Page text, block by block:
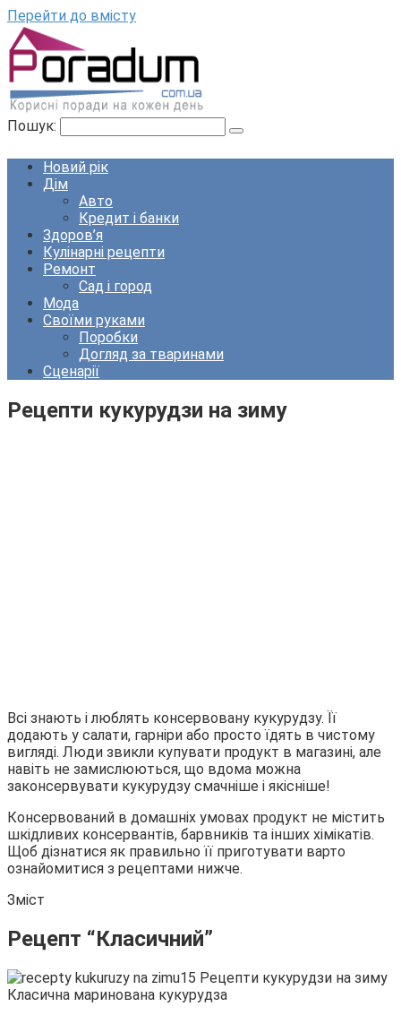
Перейти до вмісту
Пошук:
Новий рік
Дім
Авто
Кредит і банки
Здоров’я
Кулінарні рецепти
Ремонт
Сад і город
Мода
Своїми руками
Поробки
Догляд за тваринами
Сценарії
Рецепти кукурудзи на зиму
Всі знають і люблять консервовану кукурудзу. Її
додають у салати, гарніри або просто їдять в чистому
вигляді. Люди звикли купувати продукт в магазині, але
навіть не замислюються, що вдома можна
законсервувати кукурудзу смачніше і якісніше!
Консервований в домашніх умовах продукт не містить
шкідливих консервантів, барвників та інших хімікатів.
Щоб дізнатися як правильно її приготувати варто
ознайомитися з рецептами нижче.
Зміст
Рецепт “Класичний”
Класична маринована кукурудза